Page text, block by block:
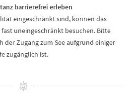
barrierefrei erleben
eingeschränkt sind, können das
uneingeschränkt besuchen. Bitte
der Zugang zum See aufgrund einiger
zugänglich ist.